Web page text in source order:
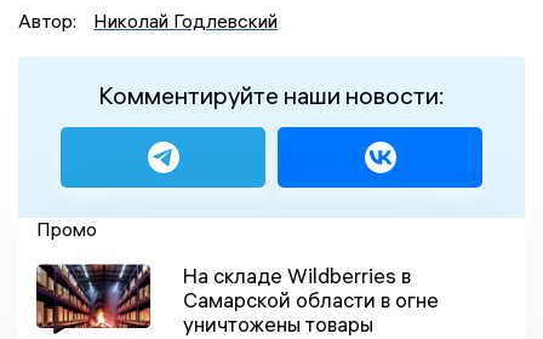
Автор:
Николай Годлевский
Комментируйте наши новости:
Промо
На складе Wildberries в
Самарской области в огне
уничтожены товары